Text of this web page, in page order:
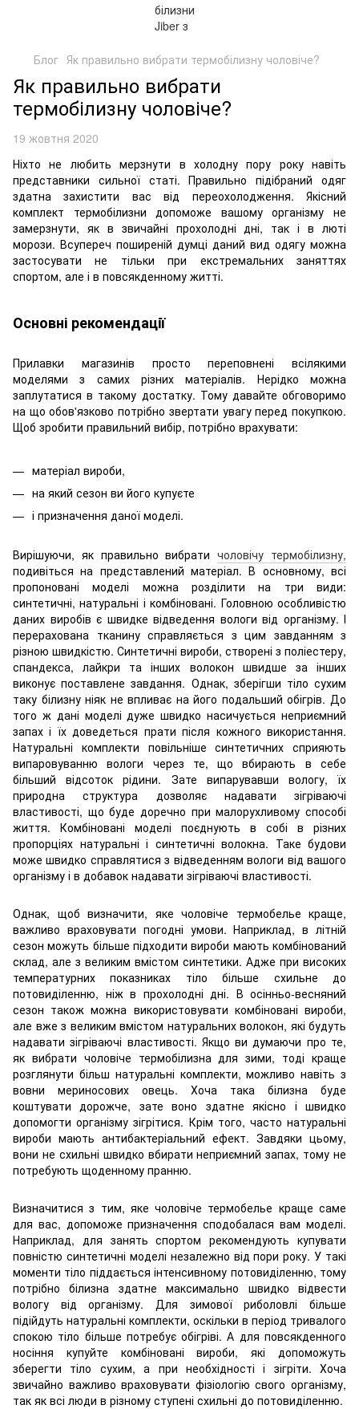
Блог Як правильно вибрати термобілизну чоловіче?
Як правильно вибрати
термобілизну чоловіче?
19 жовтня 2020
Ніхто не любить мерзнути в холодну пору року навіть
представники сильної статі. Правильно підібраний одяг
здатна захистити вас від переохолодження. Якісний
комплект термобілизни допоможе вашому організму не
замерзнути, як в звичайні прохолодні дні, так і в люті
морози. Всупереч поширеній думці даний вид одягу можна
застосувати не тільки при екстремальних заняттях
спортом, але і в повсякденному житті.
Основні рекомендації
Прилавки магазинів просто переповнені всілякими
моделями з самих різних матеріалів. Нерідко можна
заплутатися в такому достатку. Тому давайте обговоримо
на що обов'язково потрібно звертати увагу перед покупкою.
Щоб зробити правильний вибір, потрібно врахувати:
матеріал вироби,
на який сезон ви його купуєте
і призначення даної моделі.
Вирішуючи, як правильно вибратичоловічу термобілизну,
подивіться на представлений матеріал. В основному, всі
пропоновані моделі можна розділити на три види:
синтетичні, натуральні і комбіновані. Головною особливістю
даних виробів є швидке відведення вологи від організму. І
перерахована тканину справляється з цим завданням з
різною швидкістю. Синтетичні вироби, створені з поліестеру,
спандекса, лайкри та інших волокон швидше за інших
виконує поставлене завдання. Однак, зберігши тіло сухим
таку білизну ніяк не впливає на його подальший обігрів. До
того ж дані моделі дуже швидко насичується неприємний
запах і їх доведеться прати після кожного використання.
Натуральні комплекти повільніше синтетичних сприяють
випаровуванню вологи через те, що вбирають в себе
більший відсоток рідини. Зате випарувавши вологу, їх
природна структура дозволяє надавати зігріваючі
властивості, що буде доречно при малорухливому способі
життя. Комбіновані моделі поєднують в собі в різних
пропорціях натуральні і синтетичні волокна. Таке будови
може швидко справлятися з відведенням вологи від вашого
організму і в добавок надавати зігріваючі властивості.
Однак, щоб визначити, яке чоловіче термобелье краще,
важливо враховувати погодні умови. Наприклад, в літній
сезон можуть більше підходити вироби мають комбінований
склад, але з великим вмістом синтетики. Адже при високих
температурних показниках тіло більше схильне до
потовиділенню, ніж в прохолодні дні. В осінньо-весняний
сезон також можна використовувати комбіновані вироби,
але вже з великим вмістом натуральних волокон, які будуть
надавати зігріваючі властивості. Якщо ви думаючи про те,
як вибрати чоловіче термобілизна для зими, тоді краще
розглянути більш натуральні комплекти, можливо навіть з
вовни мериносових овець. Хоча така білизна буде
коштувати дорожче, зате воно здатне якісно і швидко
допомогти організму зігрітися. Крім того, часто натуральні
вироби мають антибактеріальний ефект. Завдяки цьому,
вони не схильні швидко вбирати неприємний запах, тому не
потребують щоденному пранню.
Визначитися з тим, яке чоловіче термобелье краще саме
для вас, допоможе призначення сподобалася вам моделі.
Наприклад, для занять спортом рекомендують купувати
повністю синтетичні моделі незалежно від пори року. У такі
моменти тіло піддається інтенсивному потовиділенню, тому
потрібно білизна здатне максимально швидко відвести
вологу від організму. Для зимової риболовлі більше
підійдуть натуральні комплекти, оскільки в період тривалого
спокою тіло більше потребує обігріві. А для повсякденного
носіння купуйте комбіновані вироби, які допоможуть
зберегти тіло сухим, а при необхідності і зігріти. Хоча
звичайно важливо враховувати фізіологію свого організму,
так як всі люди в різному ступені схильні до потовиділенню.